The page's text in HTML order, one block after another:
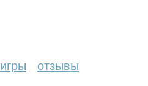
игры отзывы